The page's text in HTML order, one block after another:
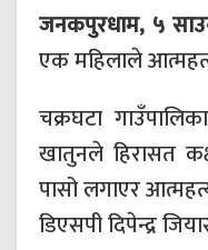
जनकपुरधाम, ५
एक महिलाले
चक्रघटा
खातुनले हिरासत
पासो लगाएर
डिएसपी दिपेन्द्र